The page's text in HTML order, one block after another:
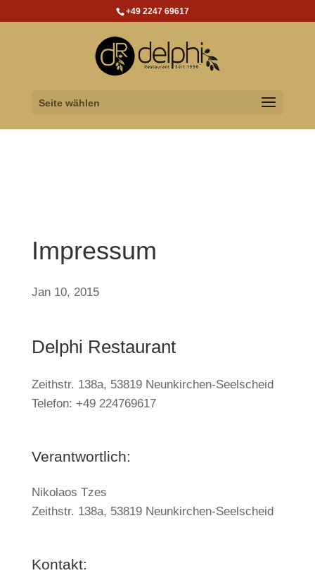
+49 2247 69617
Seite wählen
Impressum
Jan 10, 2015
Delphi Restaurant
Zeithstr. 138a, 53819 Neunkirchen-Seelscheid
Telefon: +49 224769617
Verantwortlich:
Nikolaos Tzes
Zeithstr. 138a, 53819 Neunkirchen-Seelscheid
Kontakt: